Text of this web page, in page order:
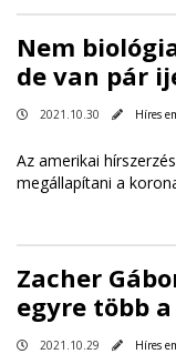
Nem
de van pár
2021.10.30 Híres
Az amerikai
megállapítani a
Zacher
egyre több
2021.10.29 Híres